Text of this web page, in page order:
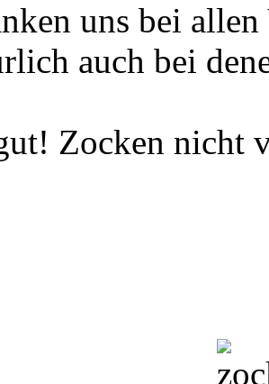
uns bei
auch bei
Zocken nicht